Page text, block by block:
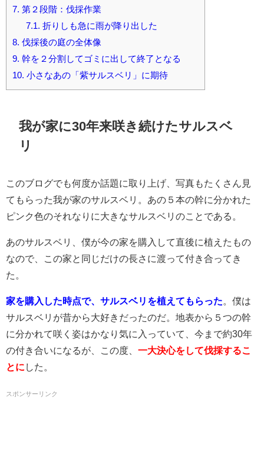
7. 第２段階：伐採作業
7.1. 折りしも急に雨が降り出した
8. 伐採後の庭の全体像
9. 幹を２分割してゴミに出して終了となる
10. 小さなあの「紫サルスベリ」に期待
我が家に30年来咲き続けたサルスベ
リ
このブログでも何度か話題に取り上げ、写真もたくさん見
てもらった我が家のサルスベリ。あの５本の幹に分かれた
ピンク色のそれなりに大きなサルスベリのことである。
あのサルスベリ、僕が今の家を購入して直後に植えたもの
なので、この家と同じだけの長さに渡って付き合ってき
た。
家を購入した時点で、サルスベリを植えてもらった。僕は
サルスベリが昔から大好きだったのだ。地表から５つの幹
に分かれて咲く姿はかなり気に入っていて、今まで約30年
の付き合いになるが、この度、 一大決心をして伐採するこ
とに した。
スポンサーリンク